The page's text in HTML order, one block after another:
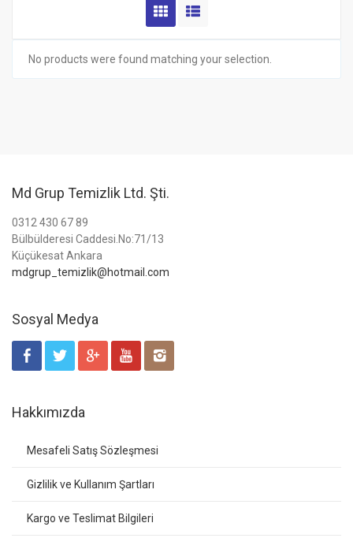
No products were found matching your selection.
Md Grup Temizlik Ltd. Şti.
0312 430 67 89
Bülbülderesi Caddesi.No:71/13
Küçükesat Ankara
mdgrup_temizlik@hotmail.com
Sosyal Medya
Hakkımızda
Mesafeli Satış Sözleşmesi
Gizlilik ve Kullanım Şartları
Kargo ve Teslimat Bilgileri